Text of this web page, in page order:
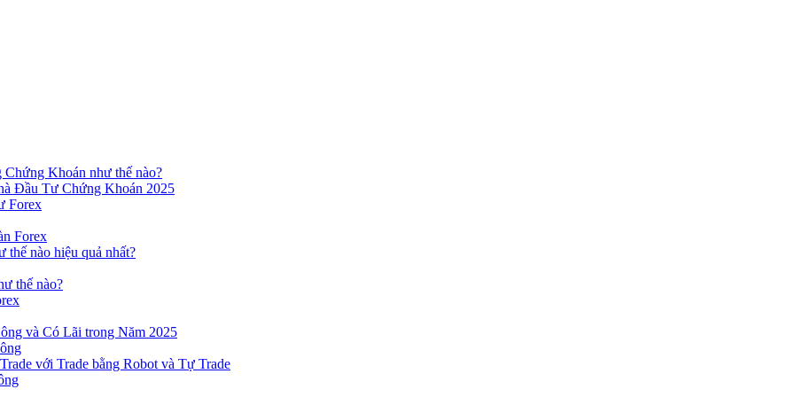
Khoán như thế nào?
Đầu Tư Chứng Khoán 2025
Forex
Forex
nào hiệu quả nhất?
thế nào?
và Có Lãi trong Năm 2025
với Trade bằng Robot và Tự Trade